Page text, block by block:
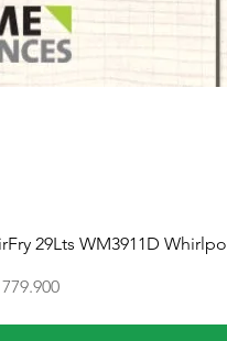
29Lts WM3911D
de oferta